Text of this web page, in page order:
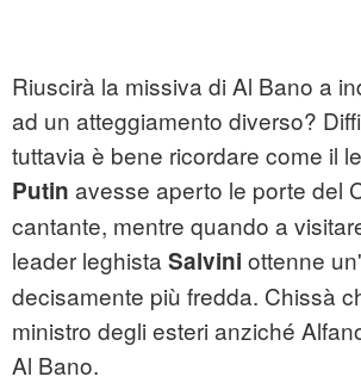
Riuscirà la missiva di Al Bano a
ad un atteggiamento diverso?
tuttavia è bene ricordare come il
Putin avesse aperto le porte del
cantante, mentre quando a
leader leghista Salvini ottenne
decisamente più fredda. Chissà
ministro degli esteri anziché
Al Bano.